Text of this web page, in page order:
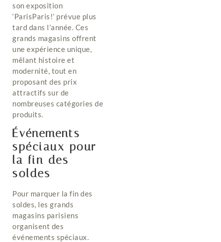
son exposition
‘ParisParis!’ prévue plus
tard dans l’année. Ces
grands magasins offrent
une expérience unique,
mêlant histoire et
modernité, tout en
proposant des prix
attractifs sur de
nombreuses catégories de
produits.
Événements
spéciaux pour
la fin des
soldes
Pour marquer la fin des
soldes, les grands
magasins parisiens
organisent des
événements spéciaux.